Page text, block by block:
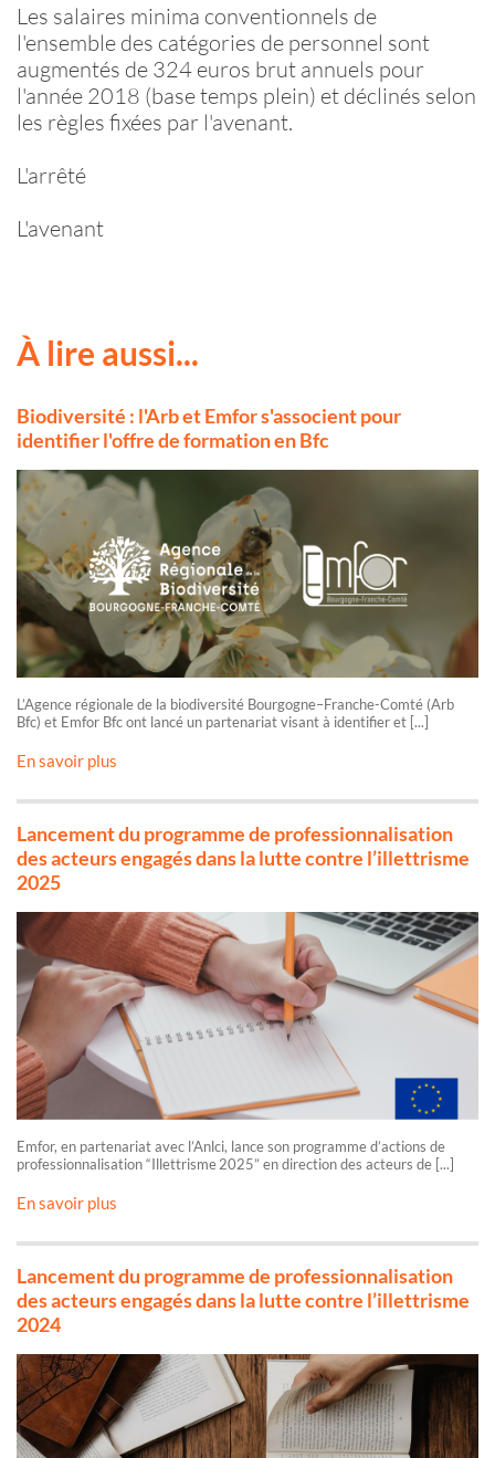
Les salaires minima conventionnels de
l'ensemble des catégories de personnel sont
augmentés de 324 euros brut annuels pour
l'année 2018 (base temps plein) et déclinés selon
les règles fixées par l'avenant.
L'arrêté
L'avenant
À lire aussi...
Biodiversité : l'Arb et Emfor s'associent pour
identifier l'offre de formation en Bfc
L’Agence régionale de la biodiversité Bourgogne–Franche-Comté (Arb
Bfc) et Emfor Bfc ont lancé un partenariat visant à identifier et [...]
En savoir plus
Lancement du programme de professionnalisation
des acteurs engagés dans la lutte contre l’illettrisme
2025
Emfor, en partenariat avec l’Anlci, lance son programme d’actions de
professionnalisation “Illettrisme 2025” en direction des acteurs de [...]
En savoir plus
Lancement du programme de professionnalisation
des acteurs engagés dans la lutte contre l’illettrisme
2024